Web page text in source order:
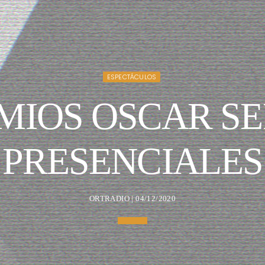
ESPECTÁCULOS
OSCAR
PRESENCIALES
ORTRADIO | 04/12/2020